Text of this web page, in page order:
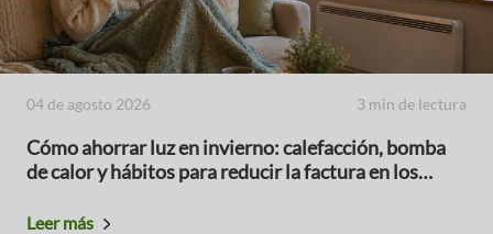
04 de agosto 2026 3 min de lectura
Cómo ahorrar luz en invierno: calefacción, bomba
de calor y hábitos para reducir la factura en los
Leer más